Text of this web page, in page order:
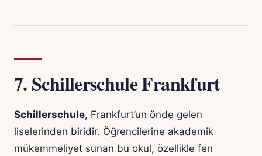
7.Schillerschule Frankfurt
Schillerschule, Frankfurt’un önde gelen
liselerinden biridir. Öğrencilerine akademik
mükemmeliyet sunan bu okul, özellikle fen